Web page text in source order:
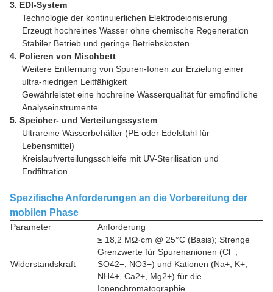
3. EDI-System
Technologie der kontinuierlichen Elektrodeionisierung
Erzeugt hochreines Wasser ohne chemische Regeneration
Stabiler Betrieb und geringe Betriebskosten
4. Polieren von Mischbett
Weitere Entfernung von Spuren-Ionen zur Erzielung einer
ultra-niedrigen Leitfähigkeit
Gewährleistet eine hochreine Wasserqualität für empfindliche
Analyseinstrumente
5. Speicher- und Verteilungssystem
Ultrareine Wasserbehälter (PE oder Edelstahl für
Lebensmittel)
Kreislaufverteilungsschleife mit UV-Sterilisation und
Endfiltration
Spezifische Anforderungen an die Vorbereitung der
mobilen Phase
Parameter Anforderung
Widerstandskraft
≥ 18,2 MΩ·cm @ 25°C (Basis); Strenge
Grenzwerte für Spurenanionen (Cl−,
SO42−, NO3−) und Kationen (Na+, K+,
NH4+, Ca2+, Mg2+) für die
Ionenchromatographie